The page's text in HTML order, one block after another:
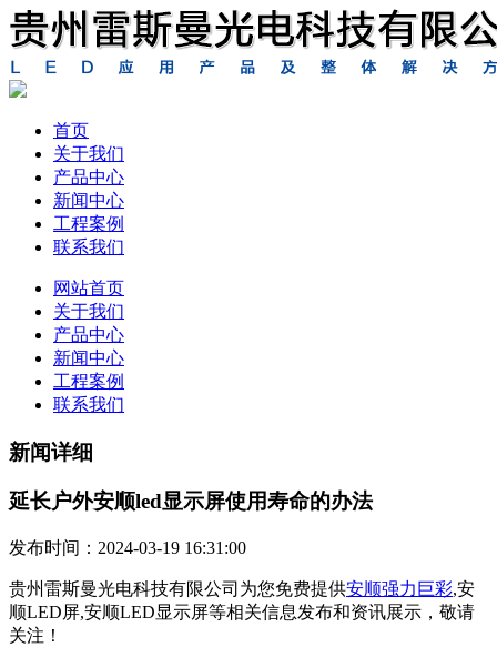
首页
关于我们
产品中心
新闻中心
工程案例
联系我们
网站首页
关于我们
产品中心
新闻中心
工程案例
联系我们
新闻详细
延长户外安顺led显示屏使用寿命的办法
发布时间：2024-03-19 16:31:00
贵州雷斯曼光电科技有限公司为您免费提供安顺强力巨彩,安
顺LED屏,安顺LED显示屏等相关信息发布和资讯展示，敬请
关注！